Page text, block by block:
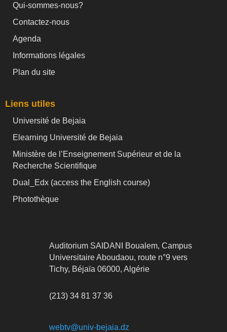
Qui-sommes-nous?
Contactez-nous
Agenda
Informations légales
Plan du site
Liens utiles
Université de Bejaia
Elearning Université de Bejaia
Ministère de l’Enseignement Supérieur et de la
Recherche Scientifique
Dual_Edx (access the English course)
Photothèque
Auditorium SAIDANI Boualem, Campus
Universitaire Aboudaou, route n°9 vers
Tichy, Béjaïa 06000, Algérie
(213) 34 81 37 36
webtv@univ-bejaia.dz